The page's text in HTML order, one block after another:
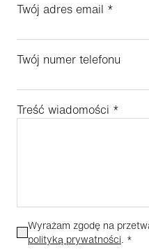
Twój adres email *
Twój numer telefonu
Treść wiadomości *
Wyrażam zgodę na
polityką prywatności. *